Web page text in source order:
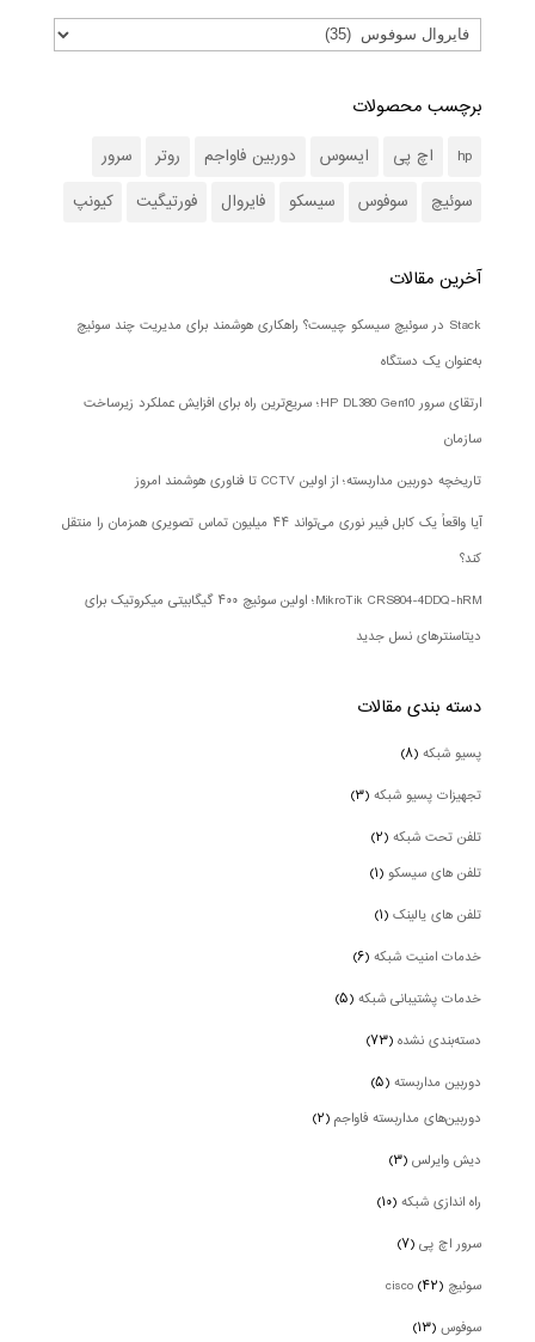
برچسب محصولات
hp اچ پی ایسوس دوربین فاواجم روتر
سرور
سوئیچ
سوفوس سیسکو فایروال فورتیگیت کیونپ
آخرین مقالات
Stack در سوئیچ سیسکو چیست؟ راهکاری هوشمند برای مدیریت چند سوئیچ
به‌عنوان یک دستگاه
ارتقای سرور HP DL380 Gen10؛ سریع‌ترین راه برای افزایش عملکرد زیرساخت
سازمان
تاریخچه دوربین مداربسته؛ از اولین CCTV تا فناوری هوشمند امروز
آیا واقعاً یک کابل فیبر نوری می‌تواند ۴۴ میلیون تماس تصویری همزمان را منتقل
کند؟
MikroTik CRS804-4DDQ-hRM؛ اولین سوئیچ ۴۰۰ گیگابیتی میکروتیک برای
دیتاسنترهای نسل جدید
دسته بندی‌ مقالات
پسیو شبکه(۸)
تجهیزات پسیو شبکه(۳)
تلفن تحت شبکه(۲)
تلفن های سیسکو(۱)
تلفن های یالینک(۱)
خدمات امنیت شبکه(۶)
خدمات پشتیبانی شبکه(۵)
دسته‌بندی نشده(۷۳)
دوربین‌ مداربسته(۵)
دوربین‌های مداربسته فاواجم(۲)
دیش وایرلس(۳)
راه اندازی شبکه(۱۰)
سرور اچ پی(۷)
سوئیچ cisco (۴۲)
سوفوس(۱۳)